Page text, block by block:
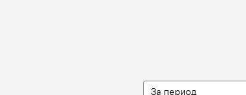
За период